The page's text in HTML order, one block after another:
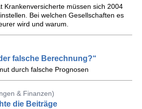
Krankenversicherte müssen sich 2004
Bei welchen Gesellschaften es
wird und warum.
falsche Berechnung?“
durch falsche Prognosen
& Finanzen)
die Beiträge